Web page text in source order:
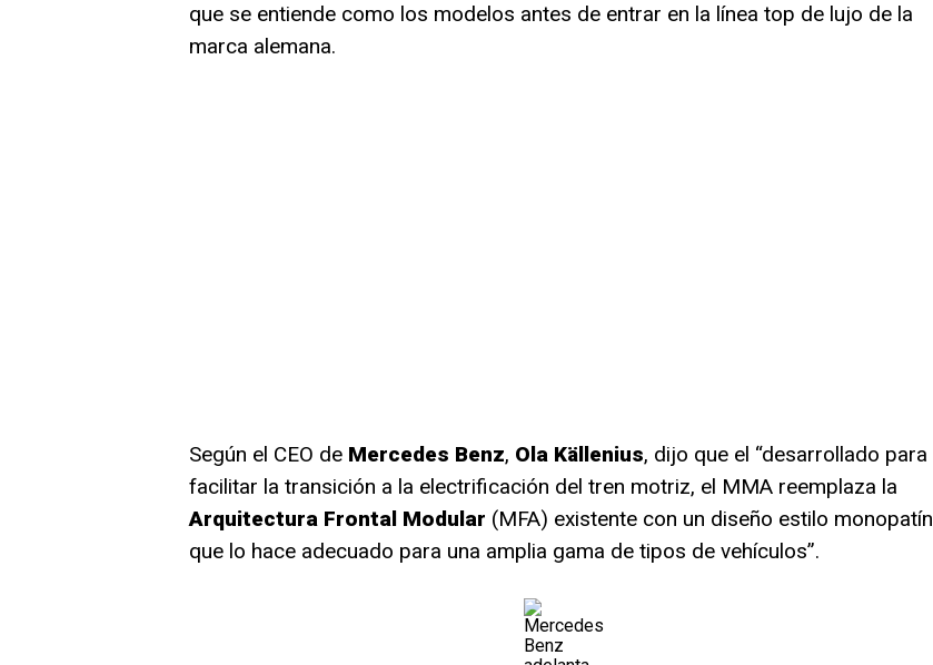
que se entiende como los modelos antes de entrar en la línea top de lujo de la
marca alemana.
Según el CEO de Mercedes Benz, Ola Källenius, dijo que el “desarrollado para
facilitar la transición a la electrificación del tren motriz, el MMA reemplaza la
Arquitectura Frontal Modular (MFA) existente con un diseño estilo monopatín
que lo hace adecuado para una amplia gama de tipos de vehículos”.